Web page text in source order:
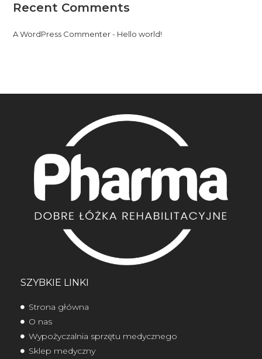
Recent Comments
A WordPress Commenter- Hello world!
SZYBKIE LINKI
Strona główna
O nas
Wypożyczalnia sprzętu medycznego
Sklep medyczny